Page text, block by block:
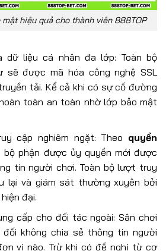
hiệu quả cho thành viên 888TOP
dữ liệu cá nhân đa lớp: Toàn bộ
được mã hóa công nghệ SSL
tải. Kể cả khi có sự cố đường
toàn an toàn nhờ lớp bảo mật
cập nghiêm ngặt: Theo quyền
bộ phận được ủy quyền mới được
tin người chơi. Toàn bộ lượt truy
lại và giám sát thường xuyên bởi
đại.
cấp cho đối tác ngoài: Sân chơi
không chia sẻ thông tin người
vị nào. Trừ khi có đề nghị từ cơ